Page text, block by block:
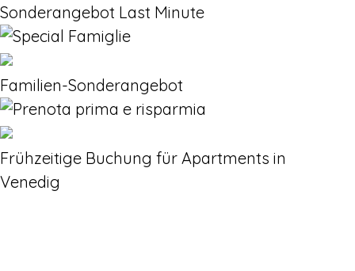
Last minute
Sonderangebot Last Minute
Paket
Familien-Sonderangebot
Last minute, Paket
Frühzeitige Buchung für Apartments in
Venedig